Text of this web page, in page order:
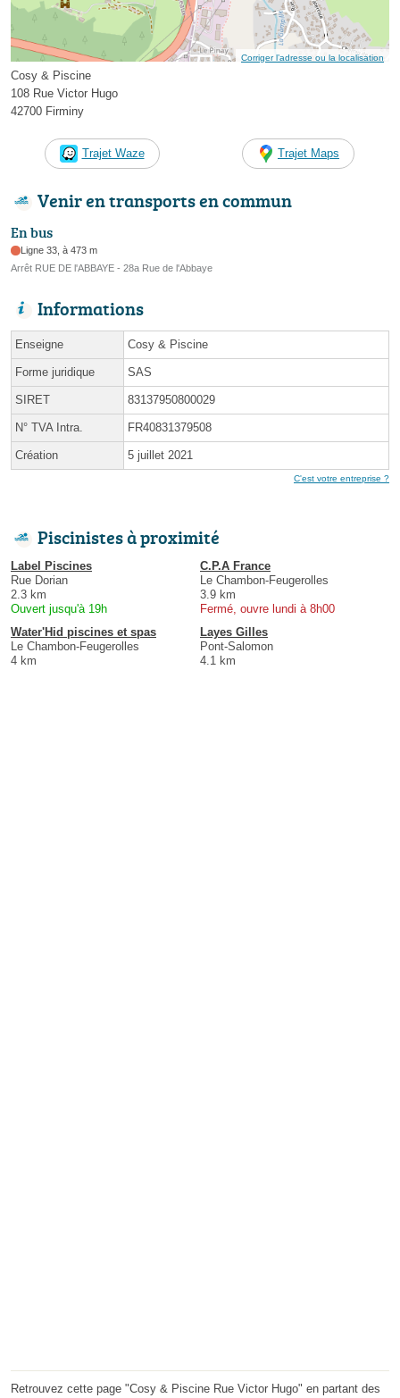
Corriger l’adresse ou la localisation
Cosy & Piscine
108 Rue Victor Hugo
42700 Firminy
Trajet Waze Trajet Maps
Venir en transports en commun
En bus
Ligne 33, à 473 m
Arrêt RUE DE l'ABBAYE - 28a Rue de l'Abbaye
Informations
Enseigne Cosy & Piscine
Forme juridique SAS
SIRET 83137950800029
N° TVA Intra. FR40831379508
Création 5 juillet 2021
C'est votre entreprise ?
Piscinistes à proximité
Label Piscines
Rue Dorian
2.3 km
Ouvert jusqu'à 19h
C.P.A France
Le Chambon-Feugerolles
3.9 km
Fermé, ouvre lundi à 8h00
Water'Hid piscines et spas
Le Chambon-Feugerolles
4 km
Layes Gilles
Pont-Salomon
4.1 km
Retrouvez cette page "Cosy & Piscine Rue Victor Hugo" en partant des